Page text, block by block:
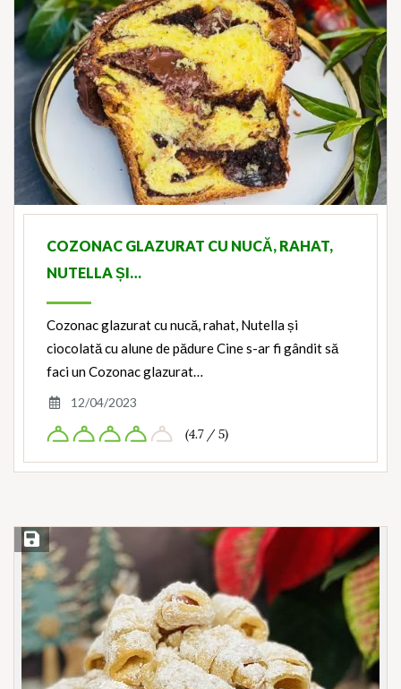
COZONAC GLAZURAT CU NUCĂ, RAHAT,
NUTELLA ȘI…
Cozonac glazurat cu nucă, rahat, Nutella și
ciocolată cu alune de pădure Cine s-ar fi gândit să
faci un Cozonac glazurat…
12/04/2023
(4.7 / 5)
Save Recipe